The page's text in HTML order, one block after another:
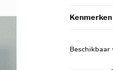
Kenmerken
Beschikbaar